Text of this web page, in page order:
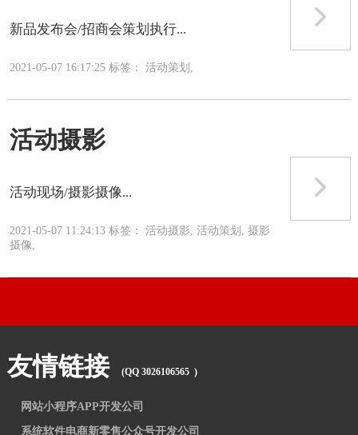
新品发布会/招商会策划执行...
2021-05-07 16:17:25 标签： 活动策划,
活动摄影
活动现场/摄影摄像...
2021-05-07 11:24:13 标签： 活动摄影, 活动策划, 摄影
摄像,
友情链接(QQ 3026106565 )
网站小程序APP开发公司
系统软件电商新零售公众号开发公司